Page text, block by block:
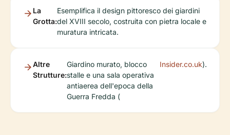
La
Grotta:
Esemplifica il design pittoresco dei giardini
del XVIII secolo, costruita con pietra locale e
muratura intricata.
Altre
Strutture:
Giardino murato, blocco
stalle e una sala operativa
antiaerea dell'epoca della
Guerra Fredda (
Insider.co.uk).